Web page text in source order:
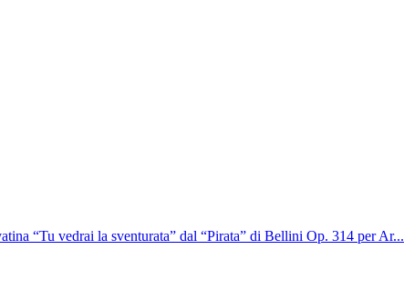
“Tu vedrai la sventurata” dal “Pirata” di Bellini Op. 314 per Ar...